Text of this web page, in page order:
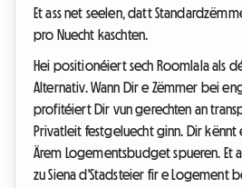
Et ass net seelen, datt
pro Nuecht kaschten.
Hei positionéiert sech Roomlala als
Alternativ. Wann Dir e Zëmmer bei
profitéiert Dir vun gerechten an
Privatleit festgeluecht ginn. Dir kënnt
Ärem Logementsbudget spueren. Et
zu Siena d'Stadsteier fir e Logement